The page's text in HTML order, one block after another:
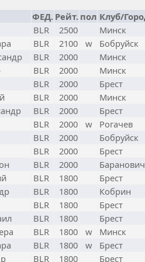
ФЕД. Рейт. пол Клуб/
BLR 2500
Минск
BLR 2100 w
Бобруйск
BLR 2000
Минск
BLR 2000
Минск
BLR 2000
Брест
BLR 2000
Минск
BLR 2000
Брест
BLR 2000 w
Рогачев
BLR 2000
Бобруйск
BLR 2000
Брест
BLR 2000
BLR 1800
Брест
BLR 1800
Кобрин
BLR 1800
Брест
BLR 1800
Брест
BLR 1800 w
Минск
BLR 1800 w
Брест
BLR 1800 Брест